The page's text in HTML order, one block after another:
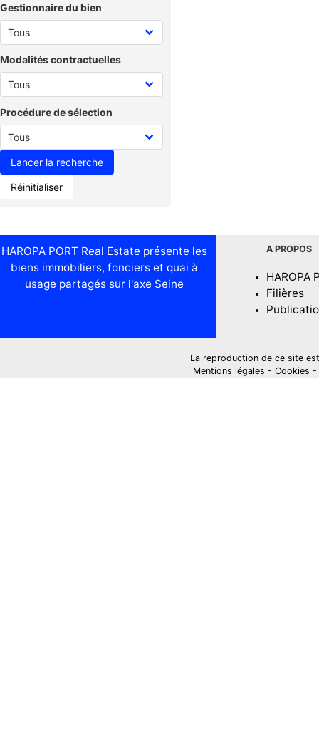
Gestionnaire du bien
Modalités contractuelles
Procédure de sélection
Réinitialiser
HAROPA PORT Real Estate présente les
biens immobiliers, fonciers et quai à
usage partagés sur l'axe Seine
A PROPOS
HAROPA
Filières
La reproduction de ce site
Mentions légales - Cookies -